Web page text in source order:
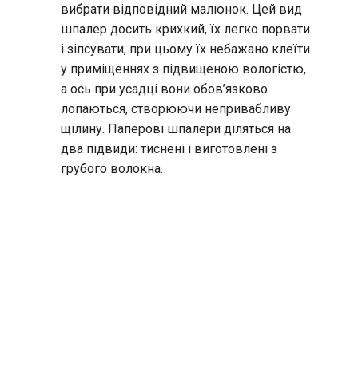
вибрати відповідний малюнок. Цей вид
шпалер досить крихкий, їх легко порвати
і зіпсувати, при цьому їх небажано клеїти
у приміщеннях з підвищеною вологістю,
а ось при усадці вони обов’язково
лопаються, створюючи непривабливу
щілину. Паперові шпалери діляться на
два підвиди: тиснені і виготовлені з
грубого волокна.